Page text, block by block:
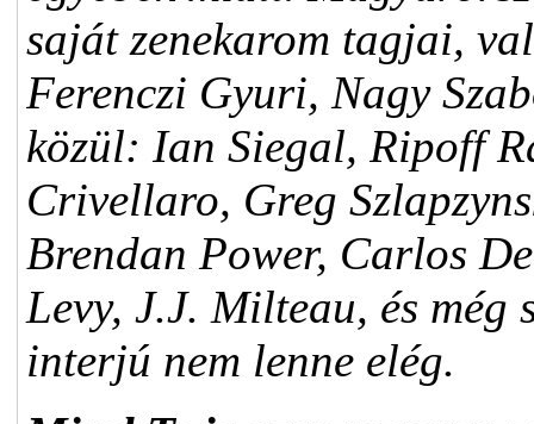
saját zenekarom tagjai,
Ferenczi Gyuri, Nagy
közül: Ian Siegal, Ripoff
Crivellaro, Greg
Brendan Power, Carlos
Levy, J.J. Milteau, és még
interjú nem lenne elég.